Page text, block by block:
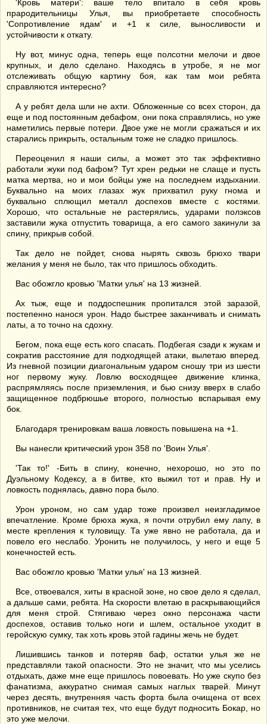
'Кровь матери': ваше тело впитало в себя кровь
прародительницы Улья, вы приобретаете способность
'Сопротивление ядам' и +1 к силе, выносливости и
устойчивости к откату.
Ну вот, минус одна, теперь еще полсотни мелочи и двое
крупных, и дело сделано. Находясь в утробе, я не мог
отслеживать общую картину боя, как там мои ребята
справляются интересно?
А у ребят дела шли не ахти. Обложенные со всех сторон, да
еще и под постоянным дебафом, они пока справлялись, но уже
наметились первые потери. Двое уже не могли сражаться и их
старались прикрыть, остальным тоже не сладко пришлось.
Переоценил я наши силы, а может это так эффективно
работали жуки под бафом? Тут хрен редьки не слаще и пусть
матка мертва, но и мои бойцы уже на последнем издыхании.
Буквально на моих глазах жук прихватил руку гнома и
буквально сплющил металл доспехов вместе с костями.
Хорошо, что остальные не растерялись, ударами полэксов
заставили жука отпустить товарища, а его самого закинули за
спину, прикрыв собой.
Так дело не пойдет, снова нырять сквозь брюхо твари
желания у меня не было, так что пришлось обходить.
Вас обожгло кровью 'Матки улья' на 13 жизней.
Ах тыж, еще и поддоспешник пропитался этой заразой,
постепенно нанося урон. Надо быстрее заканчивать и снимать
латы, а то точно на сдохну.
Бегом, пока еще есть кого спасать. Подбегая сзади к жукам и
сократив расстояние для подходящей атаки, вылетаю вперед.
Из гневной позиции диагональным ударом сношу три из шести
ног первому жуку. Ловлю восходящее движение клинка,
распрямляясь после приземления, и бью снизу вверх в слабо
защищенное подбрюшье второго, полностью вспарывая ему
бок.
Благодаря тренировкам ваша ловкость повышена на +1.
Вы нанесли критический урон 358 по 'Воин Улья'.
'Так то!' -Бить в спину, конечно, нехорошо, но это по
Дуэльному Кодексу, а в битве, кто выжил тот и прав. Ну и
ловкость поднялась, давно пора было.
Урон уроном, но сам удар тоже произвел неизгладимое
впечатление. Кроме брюха жука, я почти отрубил ему лапу, в
месте крепления к туловищу. Та уже явно не работала, да и
повело его неслабо. Уронить не получилось, у него и еще 5
конечностей есть.
Вас обожгло кровью 'Матки улья' на 13 жизней.
Все, отвоевался, хиты в красной зоне, но свое дело я сделал,
а дальше сами, ребята. На скорости влетаю в раскрывающийся
для меня строй. Стягиваю через окно персонажа части
доспехов, оставив только ноги и шлем, остальное уходит в
геройскую сумку, так хоть кровь этой гадины жечь не будет.
Лишившись танков и потеряв баф, остатки улья же не
представляли такой опасности. Это не значит, что мы уселись
отдыхать, даже мне еще пришлось повоевать. Но уже скупо без
фанатизма, аккуратно снимая самых наглых тварей. Минут
через десять, внутренняя часть форта была очищена от всех
противников, не считая тех, что еще будут подносить Бокар, но
это уже мелочи.